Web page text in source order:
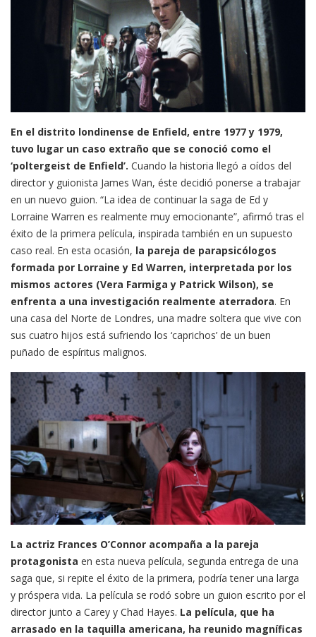
En el distrito londinense de Enfield, entre 1977 y 1979,
tuvo lugar un caso extraño que se conoció como el
‘poltergeist de Enfield’. Cuando la historia llegó a oídos del
director y guionista James Wan, éste decidió ponerse a trabajar
en un nuevo guion. “La idea de continuar la saga de Ed y
Lorraine Warren es realmente muy emocionante”, afirmó tras el
éxito de la primera película, inspirada también en un supuesto
caso real. En esta ocasión, la pareja de parapsicólogos
formada por Lorraine y Ed Warren, interpretada por los
mismos actores (Vera Farmiga y Patrick Wilson), se
enfrenta a una investigación realmente aterradora. En
una casa del Norte de Londres, una madre soltera que vive con
sus cuatro hijos está sufriendo los ‘caprichos’ de un buen
puñado de espíritus malignos.
La actriz Frances O’Connor acompaña a la pareja
protagonista en esta nueva película, segunda entrega de una
saga que, si repite el éxito de la primera, podría tener una larga
y próspera vida. La película se rodó sobre un guion escrito por el
director junto a Carey y Chad Hayes. La película, que ha
arrasado en la taquilla americana, ha reunido magníficas